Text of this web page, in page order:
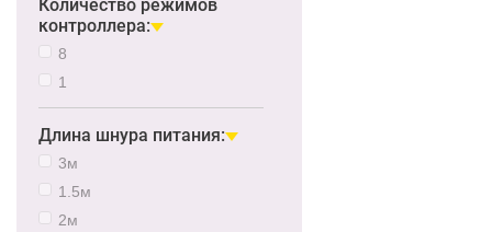
Количество режимов
контроллера:
8
1
Длина шнура питания:
3м
1.5м
2м